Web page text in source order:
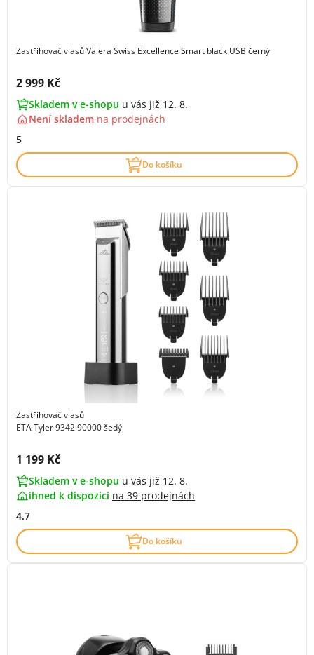
Zastřihovač vlasů Valera Swiss Excellence Smart black USB černý
Cena s DPH:
2 999 Kč
Skladem v e-shopu u vás již 12. 8.
Není skladem na prodejnách
5
Do košíku
Zastřihovač vlasů
ETA Tyler 9342 90000 šedý
Cena s DPH:
1 199 Kč
Skladem v e-shopu u vás již 12. 8.
ihned k dispozici na 39 prodejnách
4.7
Do košíku